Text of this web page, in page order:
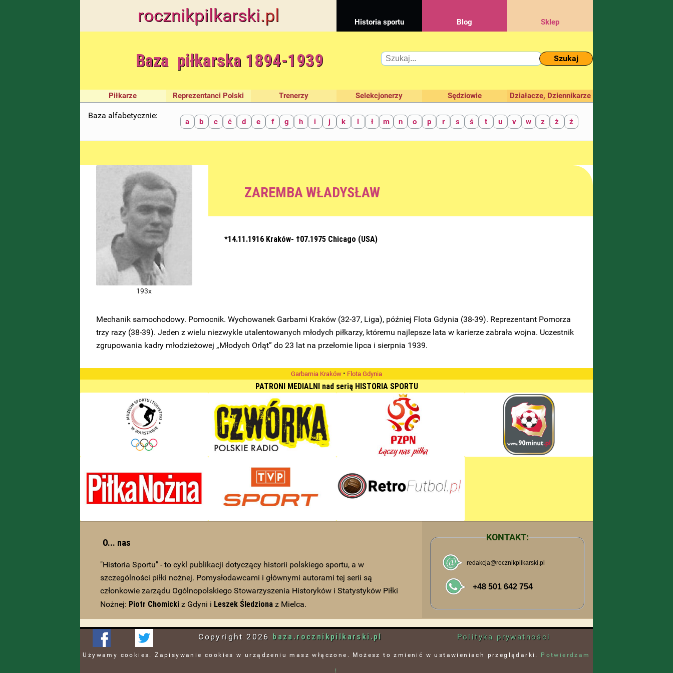
rocznikpilkarski.pl Historia sportu Blog Sklep
Baza piłkarska 1894-1939 Szukaj
Piłkarze Reprezentanci Polski Trenerzy Selekcjonerzy Sędziowie Działacze, Dziennikarze
Baza alfabetycznie:
a b c ć d e f g h i j k l ł m n o p r s ś t u v w z ż ź
193x
ZAREMBA WŁADYSŁAW
*14.11.1916 Kraków- †07.1975 Chicago (USA)
Mechanik samochodowy. Pomocnik. Wychowanek Garbarni Kraków (32-37, Liga), później Flota Gdynia (38-39). Reprezentant Pomorza
trzy razy (38-39). Jeden z wielu niezwykle utalentowanych młodych piłkarzy, któremu najlepsze lata w karierze zabrała wojna. Uczestnik
zgrupowania kadry młodzieżowej „Młodych Orląt” do 23 lat na przełomie lipca i sierpnia 1939.
Garbarnia Kraków • Flota Gdynia
PATRONI MEDIALNI nad serią HISTORIA SPORTU
O... nas
"Historia Sportu" - to cykl publikacji dotyczący historii polskiego sportu, a w
szczególności piłki nożnej. Pomysłodawcami i głównymi autorami tej serii są
członkowie zarządu Ogólnopolskiego Stowarzyszenia Historyków i Statystyków Piłki
Nożnej: Piotr Chomicki z Gdyni i Leszek Śledziona z Mielca.
KONTAKT:
Copyright 2026 baza.rocznikpilkarski.pl Polityka prywatności
Używamy cookies. Zapisywanie cookies w urządzeniu masz włączone. Możesz to zmienić w ustawieniach przeglądarki. Potwierdzam
!